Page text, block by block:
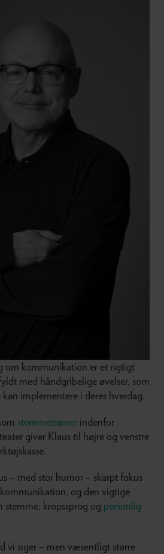
om kommunikation er et rigtigt
med håndgribelige øvelser, som
implementere i deres hverdag.
stemmetræner indenfor
giver Klaus til højre og venstre
– med stor humor – skarpt fokus
og den vigtige
kropssprog og personlig
vi siger – men væsentligt større